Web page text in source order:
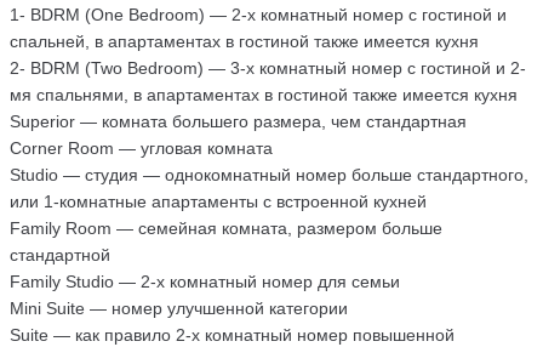
1- BDRM (One Bedroom) — 2-х комнатный номер с гостиной и
спальней, в апартаментах в гостиной также имеется кухня
2- BDRM (Two Bedroom) — 3-х комнатный номер с гостиной и 2-
мя спальнями, в апартаментах в гостиной также имеется кухня
Superior — комната большего размера, чем стандартная
Corner Room — угловая комната
Studio — студия — однокомнатный номер больше стандартного,
или 1-комнатные апартаменты c встроенной кухней
Family Room — семейная комната, размером больше
стандартной
Family Studio — 2-х комнатный номер для семьи
Mini Suite — номер улучшенной категории
Suite — как правило 2-х комнатный номер повышенной